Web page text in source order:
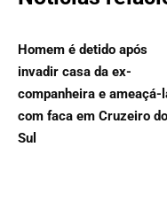
Homem é detido após
invadir casa da ex-
companheira e ameaçá-
com faca em Cruzeiro do
Sul